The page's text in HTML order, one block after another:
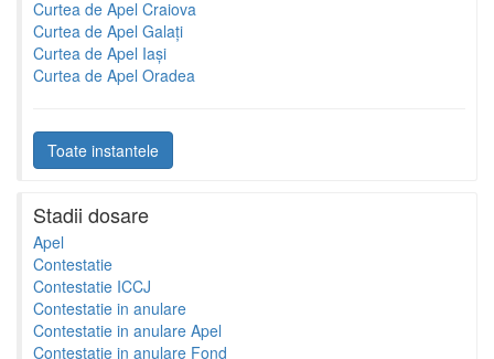
Curtea de Apel Craiova
Curtea de Apel Galați
Curtea de Apel Iași
Curtea de Apel Oradea
Toate instantele
Stadii dosare
Apel
Contestatie
Contestatie ICCJ
Contestatie in anulare
Contestatie in anulare Apel
Contestatie in anulare Fond